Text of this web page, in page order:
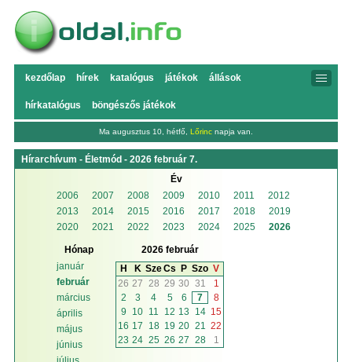
kezdőlap hírek katalógus játékok állások
hírkatalógus böngészős játékok
Ma augusztus 10, hétfő, Lőrinc napja van.
Hírarchívum - Életmód - 2026 február 7.
Év
2006
2007 2008 2009 2010 2011
2012
2013
2014 2015 2016 2017 2018
2019
2020
2021 2022 2023 2024 2025 2026
Hónap
január
február
március
április
május
június
2026 február
H
K SzeCs P Szo V
26 27 28 29 30 31
1
2
3 4 5 6 7
8
9
10 11 12 13 14 15
16 17 18 19 20 21
22
23 24 25 26 27 28 1